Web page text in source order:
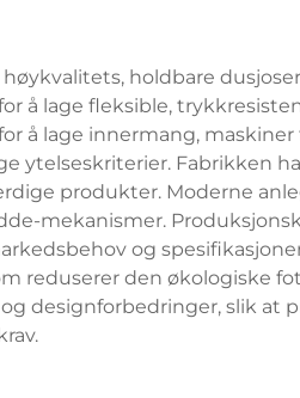
holdbare
å lage fleksible,
å lage innermang, maskiner
ytelseskriterier. Fabrikken
produkter. Moderne
mekanismer.
og
reduserer den økologiske
designforbedringer, slik at